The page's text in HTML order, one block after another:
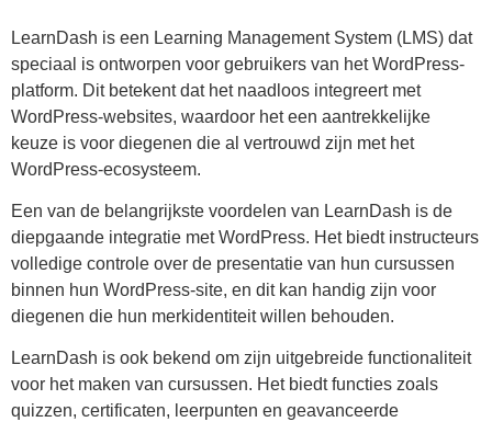
LearnDash is een Learning Management System (LMS) dat
speciaal is ontworpen voor gebruikers van het WordPress-
platform. Dit betekent dat het naadloos integreert met
WordPress-websites, waardoor het een aantrekkelijke
keuze is voor diegenen die al vertrouwd zijn met het
WordPress-ecosysteem.
Een van de belangrijkste voordelen van LearnDash is de
diepgaande integratie met WordPress. Het biedt instructeurs
volledige controle over de presentatie van hun cursussen
binnen hun WordPress-site, en dit kan handig zijn voor
diegenen die hun merkidentiteit willen behouden.
LearnDash is ook bekend om zijn uitgebreide functionaliteit
voor het maken van cursussen. Het biedt functies zoals
quizzen, certificaten, leerpunten en geavanceerde